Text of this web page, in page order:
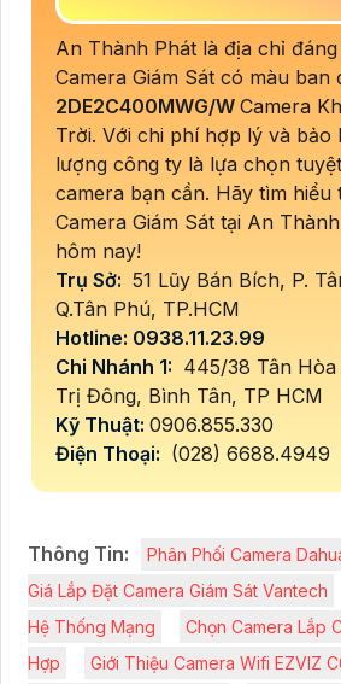
An Thành Phát là địa chỉ
Camera Giám Sát có màu ban
2DE2C400MWG/W Camera
Trời. Với chi phí hợp lý và bảo
lượng công ty là lựa chọn
camera bạn cần. Hãy tìm hiểu
Camera Giám Sát tại An
hôm nay!
Trụ Sở: 51 Lũy Bán Bích, P.
Q.Tân Phú, TP.HCM
Hotline: 0938.11.23.99
Chi Nhánh 1: 445/38 Tân
Trị Đông, Bình Tân, TP HCM
Kỹ Thuật: 0906.855.330
Điện Thoại: (028) 6688.4949
Thông Tin: Phân Phối Camera
Giá Lắp Đặt Camera Giám Sát Vantech
Hệ Thống Mạng
Chọn Camera Lắp
Hợp
Giới Thiệu Camera Wifi EZVIZ